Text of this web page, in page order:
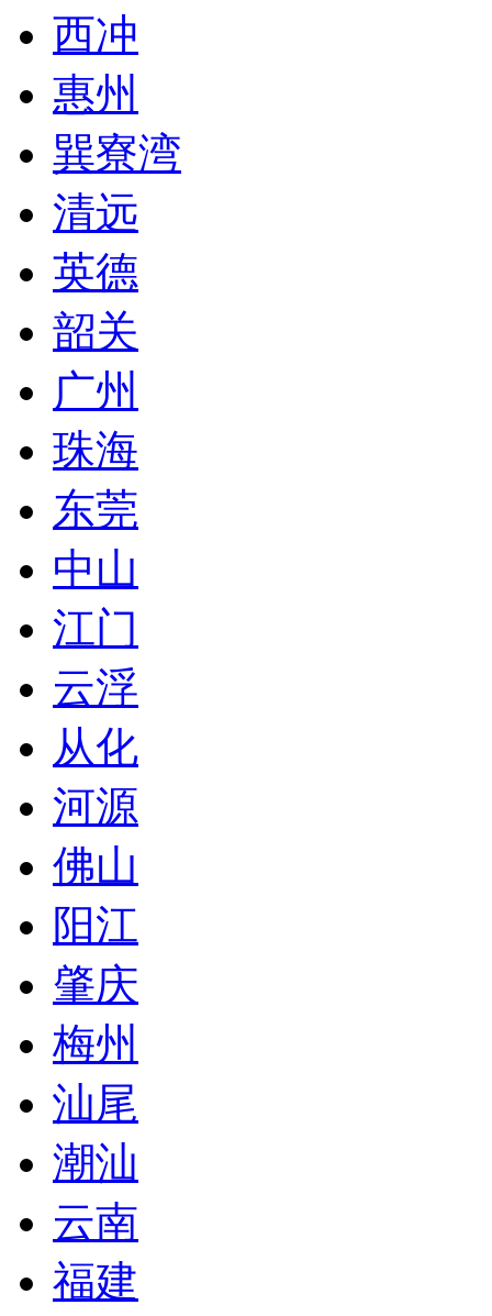
西冲
惠州
巽寮湾
清远
英德
韶关
广州
珠海
东莞
中山
江门
云浮
从化
河源
佛山
阳江
肇庆
梅州
汕尾
潮汕
云南
福建